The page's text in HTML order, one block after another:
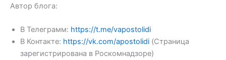
Автор блога:
В Телеграмм: https://t.me/vapostolidi
В Контакте: https://vk.com/apostolidi (Страница
зарегистрирована в Роскомнадзоре)